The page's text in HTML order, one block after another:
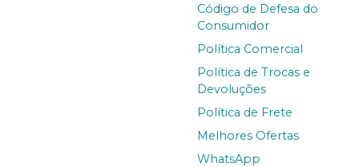
Código de Defesa do
Consumidor
Política Comercial
Política de Trocas e
Devoluções
Política de Frete
Melhores Ofertas
WhatsApp